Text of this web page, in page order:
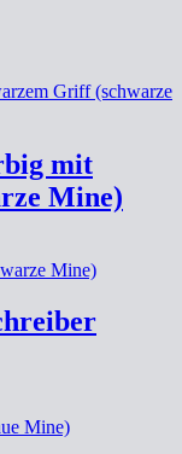
mit
Mine)